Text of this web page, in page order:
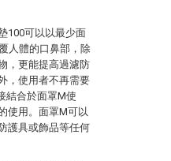
100可以以最少面
人體的口鼻部，除
，更能提高過濾防
，使用者不再需要
結合於面罩M使
使用。面罩M可以
護具或飾品等任何